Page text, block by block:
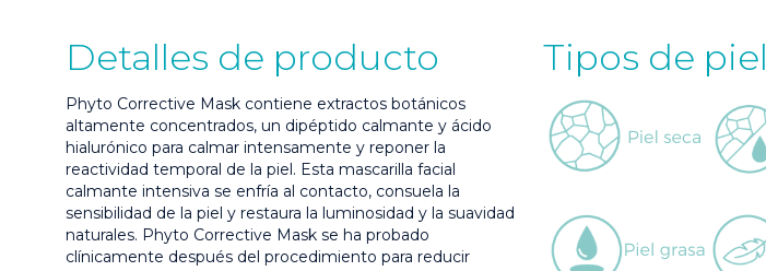
Detalles de producto
Phyto Corrective Mask contiene extractos botánicos
altamente concentrados, un dipéptido calmante y ácido
hialurónico para calmar intensamente y reponer la
reactividad temporal de la piel. Esta mascarilla facial
calmante intensiva se enfría al contacto, consuela la
sensibilidad de la piel y restaura la luminosidad y la suavidad
naturales. Phyto Corrective Mask se ha probado
clínicamente después del procedimiento para reducir
Tipos de piel